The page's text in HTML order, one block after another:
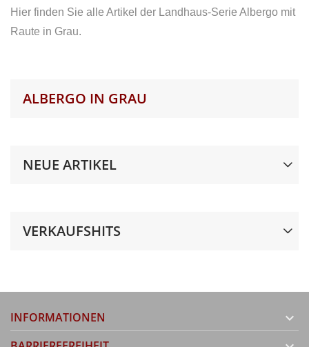
ALBERGO IN GRAU
NEUE ARTIKEL
VERKAUFSHITS
Hier finden Sie alle Artikel der Landhaus-Serie Albergo mit
Raute in Grau.
INFORMATIONEN 